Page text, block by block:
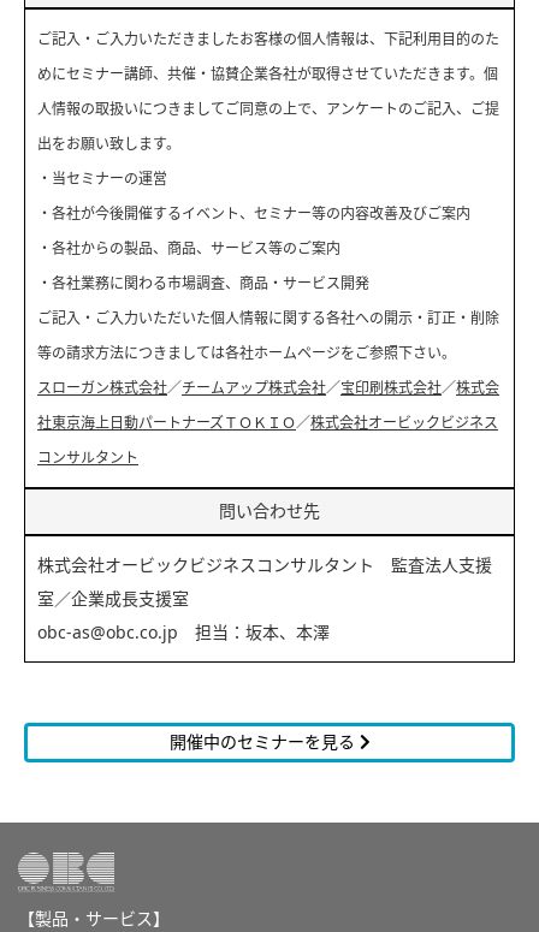
ご記入・ご入力いただきましたお客様の個人情報は、下記利用目的のた
めにセミナー講師、共催・協賛企業各社が取得させていただきます。個
人情報の取扱いにつきましてご同意の上で、アンケートのご記入、ご提
出をお願い致します。
・当セミナーの運営
・各社が今後開催するイベント、セミナー等の内容改善及びご案内
・各社からの製品、商品、サービス等のご案内
・各社業務に関わる市場調査、商品・サービス開発
ご記入・ご入力いただいた個人情報に関する各社への開示・訂正・削除
等の請求方法につきましては各社ホームページをご参照下さい。
スローガン株式会社／ チームアップ株式会社／ 宝印刷株式会社／ 株式会
社東京海上日動パートナーズＴＯＫＩＯ／ 株式会社オービックビジネス
コンサルタント
問い合わせ先
株式会社オービックビジネスコンサルタント 監査法人支援
室／企業成長支援室
obc-as@obc.co.jp 担当：坂本、本澤
開催中のセミナーを見る
【製品・サービス】